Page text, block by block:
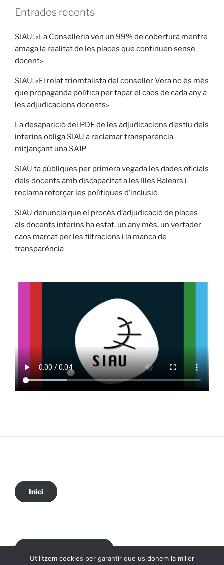
Entrades recents
SIAU: «La Conselleria ven un 99% de cobertura mentre
amaga la realitat de les places que continuen sense
docent»
SIAU: «El relat triomfalista del conseller Vera no és més
que propaganda política per tapar el caos de cada any a
les adjudicacions docents»
La desaparició del PDF de les adjudicacions d’estiu dels
interins obliga SIAU a reclamar transparència
mitjançant una SAIP
SIAU fa públiques per primera vegada les dades oficials
dels docents amb discapacitat a les Illes Balears i
reclama reforçar les polítiques d’inclusió
SIAU denuncia que el procés d’adjudicació de places
als docents interins ha estat, un any més, un vertader
caos marcat per les filtracions i la manca de
transparència
Inici
Utilitzem cookies per garantir que us donem la millor